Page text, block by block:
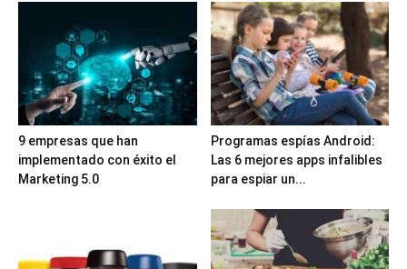
9 empresas que han
implementado con éxito el
Marketing 5.0
Programas espías Android:
Las 6 mejores apps infalibles
para espiar un...